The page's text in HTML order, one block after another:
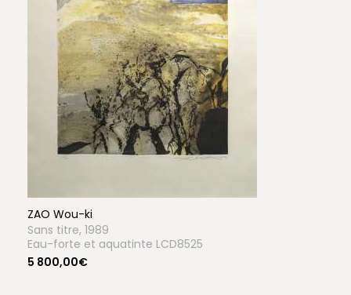
ZAO Wou-ki
Sans titre, 1989
Eau-forte et aquatinte LCD8525
5 800,00€